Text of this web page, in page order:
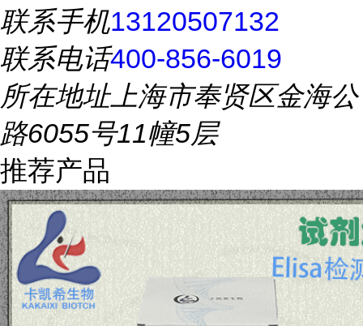
联系手机13120507132
联系电话400-856-6019
所在地址上海市奉贤区金海公
路6055号11幢5层
推荐产品